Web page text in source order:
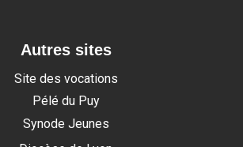
Autres sites
Site des vocations
Pélé du Puy
Synode Jeunes